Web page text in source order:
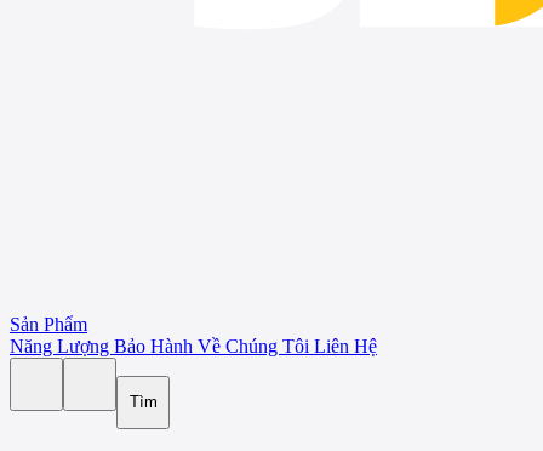
Sản Phẩm
Năng Lượng Bảo Hành Về Chúng Tôi Liên Hệ
Tìm